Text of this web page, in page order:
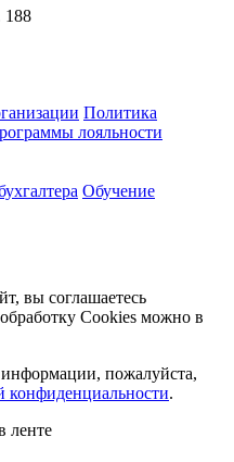
188
Политика
лояльности
Обучение
вы соглашаетесь
Cookies можно в
пожалуйста,
конфиденциальности.
ленте